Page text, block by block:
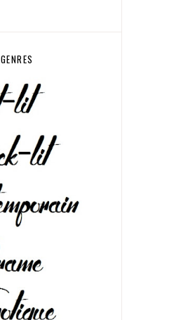
GENRES